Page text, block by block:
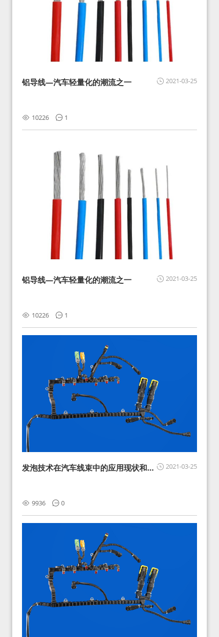
2021-03-25
铝导线—汽车轻量化的潮流之一
10226 1
2021-03-25
铝导线—汽车轻量化的潮流之一
10226 1
2021-03-25
发泡技术在汽车线束中的应用现状和展
9936 0